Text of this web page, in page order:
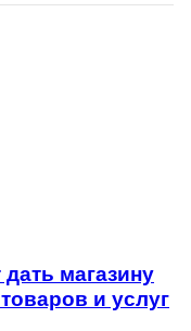
магазину
и услуг